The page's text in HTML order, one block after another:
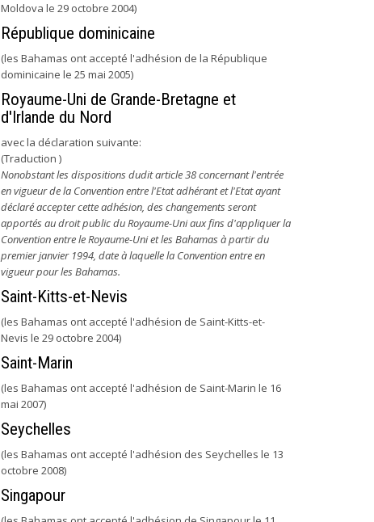
Moldova le 29 octobre 2004)
République dominicaine
(les Bahamas ont accepté l'adhésion de la République
dominicaine le 25 mai 2005)
Royaume-Uni de Grande-Bretagne et
d'Irlande du Nord
avec la déclaration suivante:
(Traduction )
Nonobstant les dispositions dudit article 38 concernant l'entrée
en vigueur de la Convention entre l'Etat adhérant et l'Etat ayant
déclaré accepter cette adhésion, des changements seront
apportés au droit public du Royaume-Uni aux fins d'appliquer la
Convention entre le Royaume-Uni et les Bahamas à partir du
premier janvier 1994, date à laquelle la Convention entre en
vigueur pour les Bahamas.
Saint-Kitts-et-Nevis
(les Bahamas ont accepté l'adhésion de Saint-Kitts-et-
Nevis le 29 octobre 2004)
Saint-Marin
(les Bahamas ont accepté l'adhésion de Saint-Marin le 16
mai 2007)
Seychelles
(les Bahamas ont accepté l'adhésion des Seychelles le 13
octobre 2008)
Singapour